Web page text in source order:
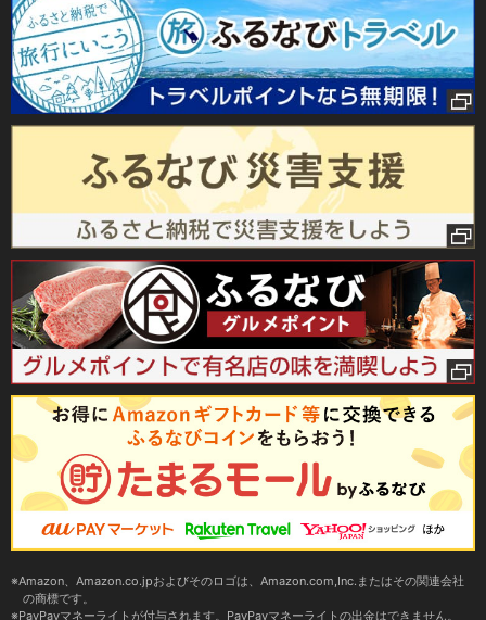
Amazon、Amazon.co.jpおよびそのロゴは、Amazon.com,Inc.またはその関連会社
の商標です。
PayPayマネーライトが付与されます。PayPayマネーライトの出金はできません。